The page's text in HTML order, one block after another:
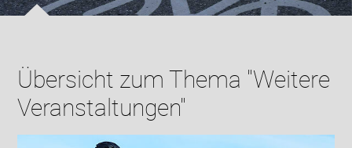
Übersicht zum Thema "Weitere
Veranstaltungen"